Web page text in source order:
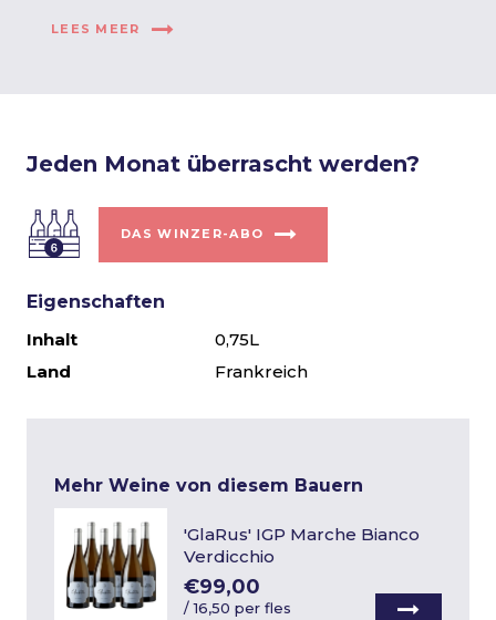
LEES MEER
Jeden Monat überrascht werden?
DAS WINZER-ABO
Eigenschaften
Inhalt
0,75L
Land
Frankreich
Mehr Weine von diesem Bauern
'GlaRus' IGP Marche Bianco
Verdicchio
€99,00
/16,50 per fles